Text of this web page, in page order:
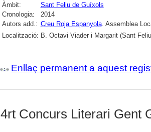
Àmbit:
Sant Feliu de Guíxols
Cronologia:
2014
Autors add.: Creu Roja Espanyola. Assemblea
Localització: B. Octavi Viader i Margarit (Sant
Enllaç permanent a aquest
4rt Concurs Literari Gent